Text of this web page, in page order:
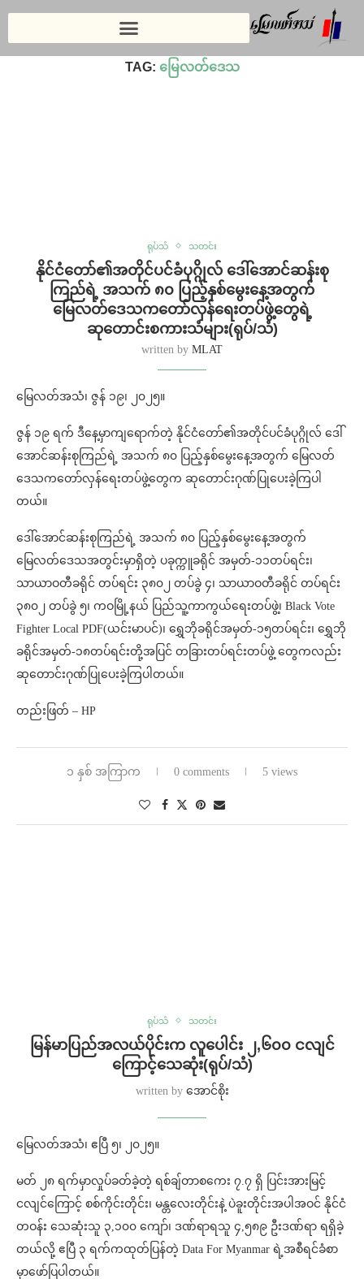
TAG: မြေလတ်ဒေသ
ရုပ်သံ သတင်း
နိုင်ငံတော်၏အတိုင်ပင်ခံပုဂ္ဂိုလ် ဒေါ်အောင်ဆန်းစု
ကြည်ရဲ့ အသက် ၈၀ ပြည့်နှစ်မွေးနေ့အတွက်
မြေလတ်ဒေသကတော်လှန်ရေးတပ်ဖွဲ့တွေရဲ့
ဆုတောင်းစကားသံများ(ရုပ်/သံ)
written by MLAT
မြေလတ်အသံ၊ ဇွန် ၁၉၊ ၂၀၂၅။
ဇွန် ၁၉ ရက် ဒီနေ့မှာကျရောက်တဲ့ နိုင်ငံတော်၏အတိုင်ပင်ခံပုဂ္ဂိုလ် ဒေါ်
အောင်ဆန်းစုကြည်ရဲ့ အသက် ၈၀ ပြည့်နှစ်မွေးနေ့အတွက် မြေလတ်
ဒေသကတော်လှန်ရေးတပ်ဖွဲ့တွေက ဆုတောင်းဂုဏ်ပြုပေးခဲ့ကြပါ
တယ်။
ဒေါ်အောင်ဆန်းစုကြည်ရဲ့ အသက် ၈၀ ပြည့်နှစ်မွေးနေ့အတွက်
မြေလတ်ဒေသအတွင်းမှာရှိတဲ့ ပခုက္ကူခရိုင် အမှတ်-၁၁တပ်ရင်း၊
သာယာဝတီခရိုင် တပ်ရင်း ၃၈၀၂ တပ်ခွဲ ၄၊ သာယာဝတီခရိုင် တပ်ရင်း
၃၈၀၂ တပ်ခွဲ ၅၊ ကဝမြို့နယ် ပြည်သူ့ကာကွယ်ရေးတပ်ဖွဲ့၊ Black Vote
Fighter Local PDF(ယင်းမာပင်)၊ ရွှေဘိုခရိုင်အမှတ်-၁၅တပ်ရင်း၊ ရွှေဘို
ခရိုင်အမှတ်-၁၈တပ်ရင်းတို့အပြင် တခြားတပ်ရင်းတပ်ဖွဲ့ တွေကလည်း
ဆုတောင်းဂုဏ်ပြုပေးခဲ့ကြပါတယ်။
တည်းဖြတ် – HP⁩
၁ နှစ် အကြာက 0 comments 5 views
ရုပ်သံ သတင်း
⁨မြန်မာပြည်အလယ်ပိုင်းက လူပေါင်း ၂,၆၀၀ ငလျင်
ကြောင့်သေဆုံး(ရုပ်/သံ)
written by အောင်စိုး
မြေလတ်အသံ၊ ဧပြီ ၅၊ ၂၀၂၅။
မတ် ၂၈ ရက်မှာလှုပ်ခတ်ခဲ့တဲ့ ရစ်ချ်တာစကေး ၇.၇ ရှိ ပြင်းအားမြင့်
ငလျင်ကြောင့် စစ်ကိုင်းတိုင်း၊ မန္တလေးတိုင်းနဲ့ ပဲခူးတိုင်းအပါအဝင် နိုင်ငံ
တဝန်း သေဆုံးသူ ၃,၁၀၀ ကျော်၊ ဒဏ်ရာရသူ ၄,၅၈၉ ဦးဒဏ်ရာ ရရှိခဲ့
တယ်လို့ ဧပြီ ၃ ရက်ကထုတ်ပြန်တဲ့ Data For Myanmar ရဲ့အစီရင်ခံစာ
မှာဖော်ပြပါတယ်။